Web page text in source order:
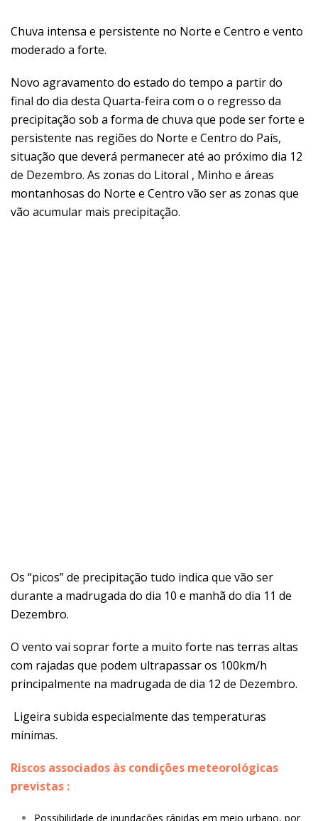
Chuva intensa e persistente no Norte e Centro e vento
moderado a forte.
Novo agravamento do estado do tempo a partir do
final do dia desta Quarta-feira com o o regresso da
precipitação sob a forma de chuva que pode ser forte e
persistente nas regiões do Norte e Centro do País,
situação que deverá permanecer até ao próximo dia 12
de Dezembro. As zonas do Litoral , Minho e áreas
montanhosas do Norte e Centro vão ser as zonas que
vão acumular mais precipitação.
Os “picos” de precipitação tudo indica que vão ser
durante a madrugada do dia 10 e manhã do dia 11 de
Dezembro.
O vento vai soprar forte a muito forte nas terras altas
com rajadas que podem ultrapassar os 100km/h
principalmente na madrugada de dia 12 de Dezembro.
Ligeira subida especialmente das temperaturas
mínimas.
Riscos associados às condições meteorológicas
previstas :
Possibilidade de inundações rápidas em meio urbano, por